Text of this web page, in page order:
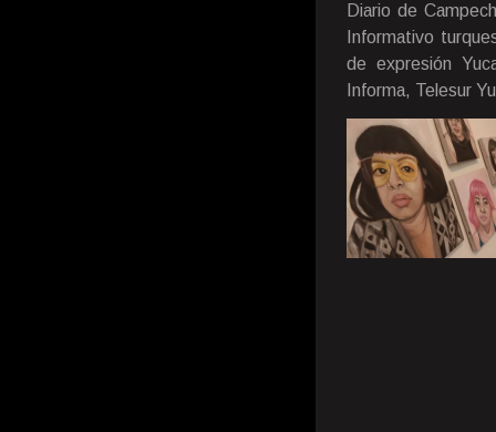
Diario de
Informativo
de expresión
Informa, Telesur